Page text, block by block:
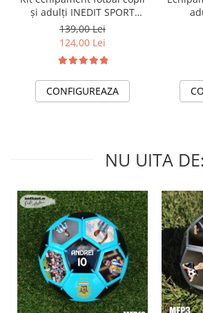
și adulți INEDIT SPORT
PEF22C
139,00 Lei
124,00 Lei
CONFIGUREAZA
NU UITA DE: